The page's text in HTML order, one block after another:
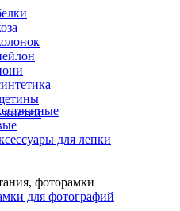
для лепки
фоторамки
для фотографий